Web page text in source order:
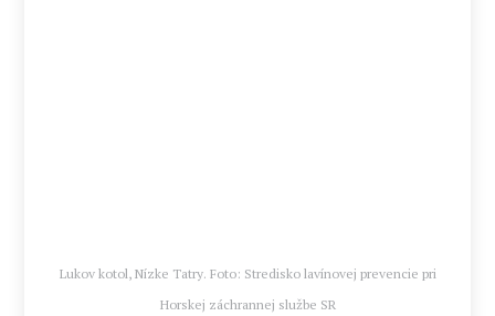
Lukov kotol, Nízke Tatry. Foto: Stredisko lavínovej prevencie pri
Horskej záchrannej službe SR